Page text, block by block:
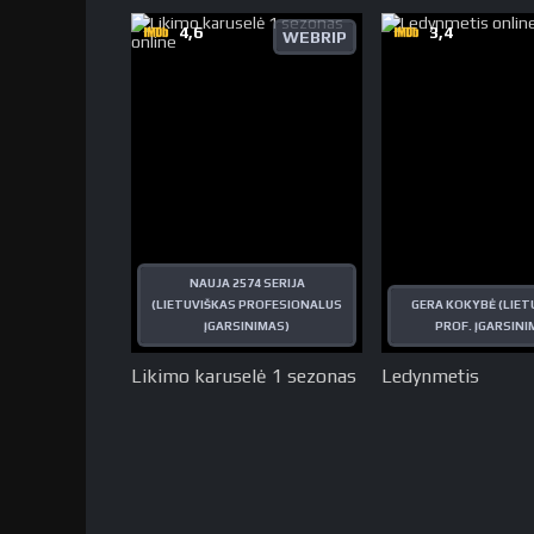
Likimo karuselė 1 sezonas
WEBRIP
4,6
NAUJA 2574 SERIJA
(LIETUVIŠKAS PROFESIONALUS
ĮGARSINIMAS)
Ledynmetis
3,4
GERA KOKYBĖ
PROF.